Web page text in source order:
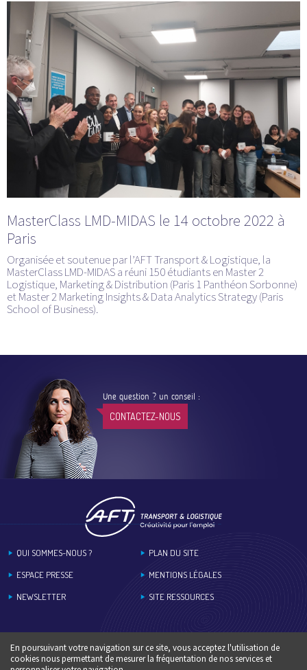
MasterClass LMD-MIDAS le 14 octobre 2022 à
Paris
Organisée et soutenue par l’AFT Transport & Logistique, la
MasterClass LMD-MIDAS a réuni 150 étudiants en Master 2
Logistique, Marketing & Distribution (Paris 1 Panthéon Sorbonne)
et Master 2 Marketing Insights & Data Analytics Strategy (Paris
School of Business).
Une question ? un conseil :
CONTACTEZ-NOUS
QUI SOMMES-NOUS ?
ESPACE PRESSE
NEWSLETTER
PLAN DU SITE
MENTIONS LÉGALES
SITE RESSOURCES
En poursuivant votre navigation sur ce site, vous acceptez l'utilisation de
cookies nous permettant de mesurer la fréquentation de nos services et